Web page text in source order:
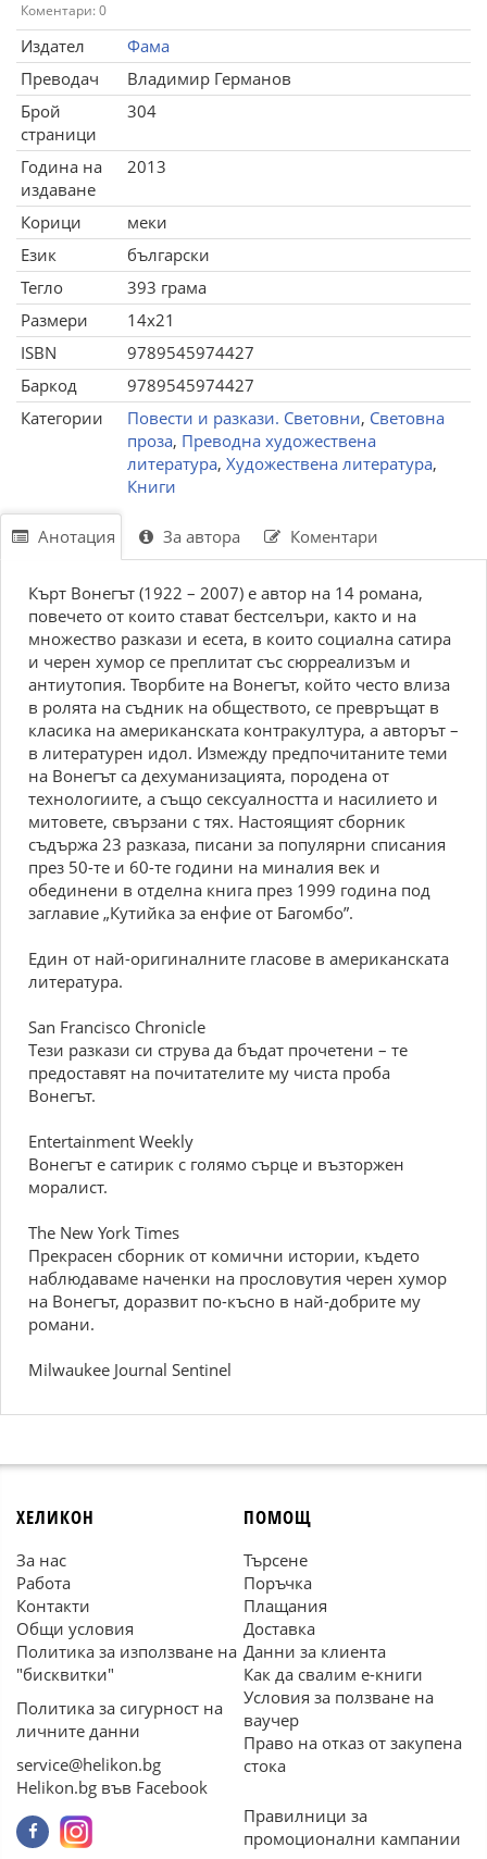
Коментари: 0
Издател
Фама
Преводач
Владимир Германов
Брой
страници
304
Година на
издаване
2013
Корици
меки
Език
български
Тегло
393 грама
Размери
14x21
ISBN
9789545974427
Баркод
9789545974427
Категории
Повести и разкази. Световни, Световна
проза, Преводна художествена
литература, Художествена литература,
Книги
Анотация За автора Коментари
Кърт Вонегът (1922 – 2007) е автор на 14 романа,
повечето от които стават бестселъри, както и на
множество разкази и есета, в които социална сатира
и черен хумор се преплитат със сюрреализъм и
антиутопия. Творбите на Вонегът, който често влиза
в ролята на съдник на обществото, се превръщат в
класика на американската контракултура, а авторът –
в литературен идол. Измежду предпочитаните теми
на Вонегът са дехуманизацията, породена от
технологиите, а също сексуалността и насилието и
митовете, свързани с тях. Настоящият сборник
съдържа 23 разказа, писани за популярни списания
през 50-те и 60-те години на миналия век и
обединени в отделна книга през 1999 година под
заглавие „Кутийка за енфие от Багомбо”.
Един от най-оригиналните гласове в американската
литература.
San Francisco Chronicle
Tези разкази си струва да бъдат прочетени – те
предоставят на почитателите му чиста проба
Вонегът.
Entertainment Weekly
Вонегът е сатирик с голямо сърце и възторжен
моралист.
The New York Times
Прекрасен сборник от комични истории, където
наблюдаваме наченки на прословутия черен хумор
на Вонегът, доразвит по-късно в най-добрите му
романи.
Milwaukee Journal Sentinel
ХЕЛИКОН
За нас
Работа
Контакти
Общи условия
Политика за използване на
"бисквитки"
Политика за сигурност на
личните данни
service@helikon.bg
Helikon.bg във Facebook
ПОМОЩ
Търсене
Поръчка
Плащания
Доставка
Данни за клиента
Как да свалим е-книги
Условия за ползване на
ваучер
Право на отказ от закупена
стока
Правилници за
промоционални кампании